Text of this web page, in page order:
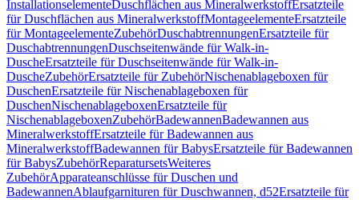
InstallationselementeDuschflächen aus MineralwerkstoffErsatzteile
für Duschflächen aus MineralwerkstoffMontageelementeErsatzteile
für MontageelementeZubehörDuschabtrennungenErsatzteile für
DuschabtrennungenDuschseitenwände für Walk-in-
DuscheErsatzteile für Duschseitenwände für Walk-in-
DuscheZubehörErsatzteile für ZubehörNischenablageboxen für
DuschenErsatzteile für Nischenablageboxen für
DuschenNischenablageboxenErsatzteile für
NischenablageboxenZubehörBadewannenBadewannen aus
MineralwerkstoffErsatzteile für Badewannen aus
MineralwerkstoffBadewannen für BabysErsatzteile für Badewannen
für BabysZubehörReparatursetsWeiteres
ZubehörApparateanschlüsse für Duschen und
BadewannenAblaufgarnituren für Duschwannen, d52Ersatzteile für